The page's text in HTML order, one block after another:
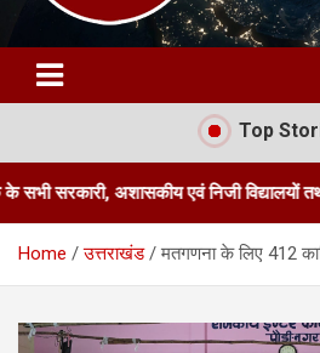
Bharat Uday News
Top
अशासकीय एवं निजी विद्यालयों तथा आंगनबाड़ी
Home उत्तराखंड मतगणना के लिए 412